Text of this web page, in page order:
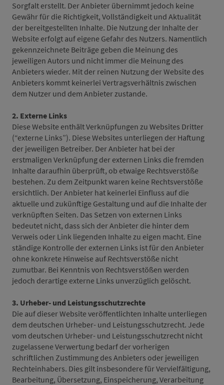
Sorgfalt erstellt. Der Anbieter übernimmt jedoch keine
Gewähr für die Richtigkeit, Vollständigkeit und Aktualität
der bereitgestellten Inhalte. Die Nutzung der Inhalte der
Website erfolgt auf eigene Gefahr des Nutzers. Namentlich
gekennzeichnete Beiträge geben die Meinung des
jeweiligen Autors und nicht immer die Meinung des
Anbieters wieder. Mit der reinen Nutzung der Website des
Anbieters kommt keinerlei Vertragsverhältnis zwischen
dem Nutzer und dem Anbieter zustande.
2. Externe Links
Diese Website enthält Verknüpfungen zu Websites Dritter
(“externe Links”). Diese Websites unterliegen der Haftung
der jeweiligen Betreiber. Der Anbieter hat bei der
erstmaligen Verknüpfung der externen Links die fremden
Inhalte daraufhin überprüft, ob etwaige Rechtsverstöße
bestehen. Zu dem Zeitpunkt waren keine Rechtsverstöße
ersichtlich. Der Anbieter hat keinerlei Einfluss auf die
aktuelle und zukünftige Gestaltung und auf die Inhalte der
verknüpften Seiten. Das Setzen von externen Links
bedeutet nicht, dass sich der Anbieter die hinter dem
Verweis oder Link liegenden Inhalte zu eigen macht. Eine
ständige Kontrolle der externen Links ist für den Anbieter
ohne konkrete Hinweise auf Rechtsverstöße nicht
zumutbar. Bei Kenntnis von Rechtsverstößen werden
jedoch derartige externe Links unverzüglich gelöscht.
3. Urheber- und Leistungsschutzrechte
Die auf dieser Website veröffentlichten Inhalte unterliegen
dem deutschen Urheber- und Leistungsschutzrecht. Jede
vom deutschen Urheber- und Leistungsschutzrecht nicht
zugelassene Verwertung bedarf der vorherigen
schriftlichen Zustimmung des Anbieters oder jeweiligen
Rechteinhabers. Dies gilt insbesondere für Vervielfältigung,
Bearbeitung, Übersetzung, Einspeicherung, Verarbeitung